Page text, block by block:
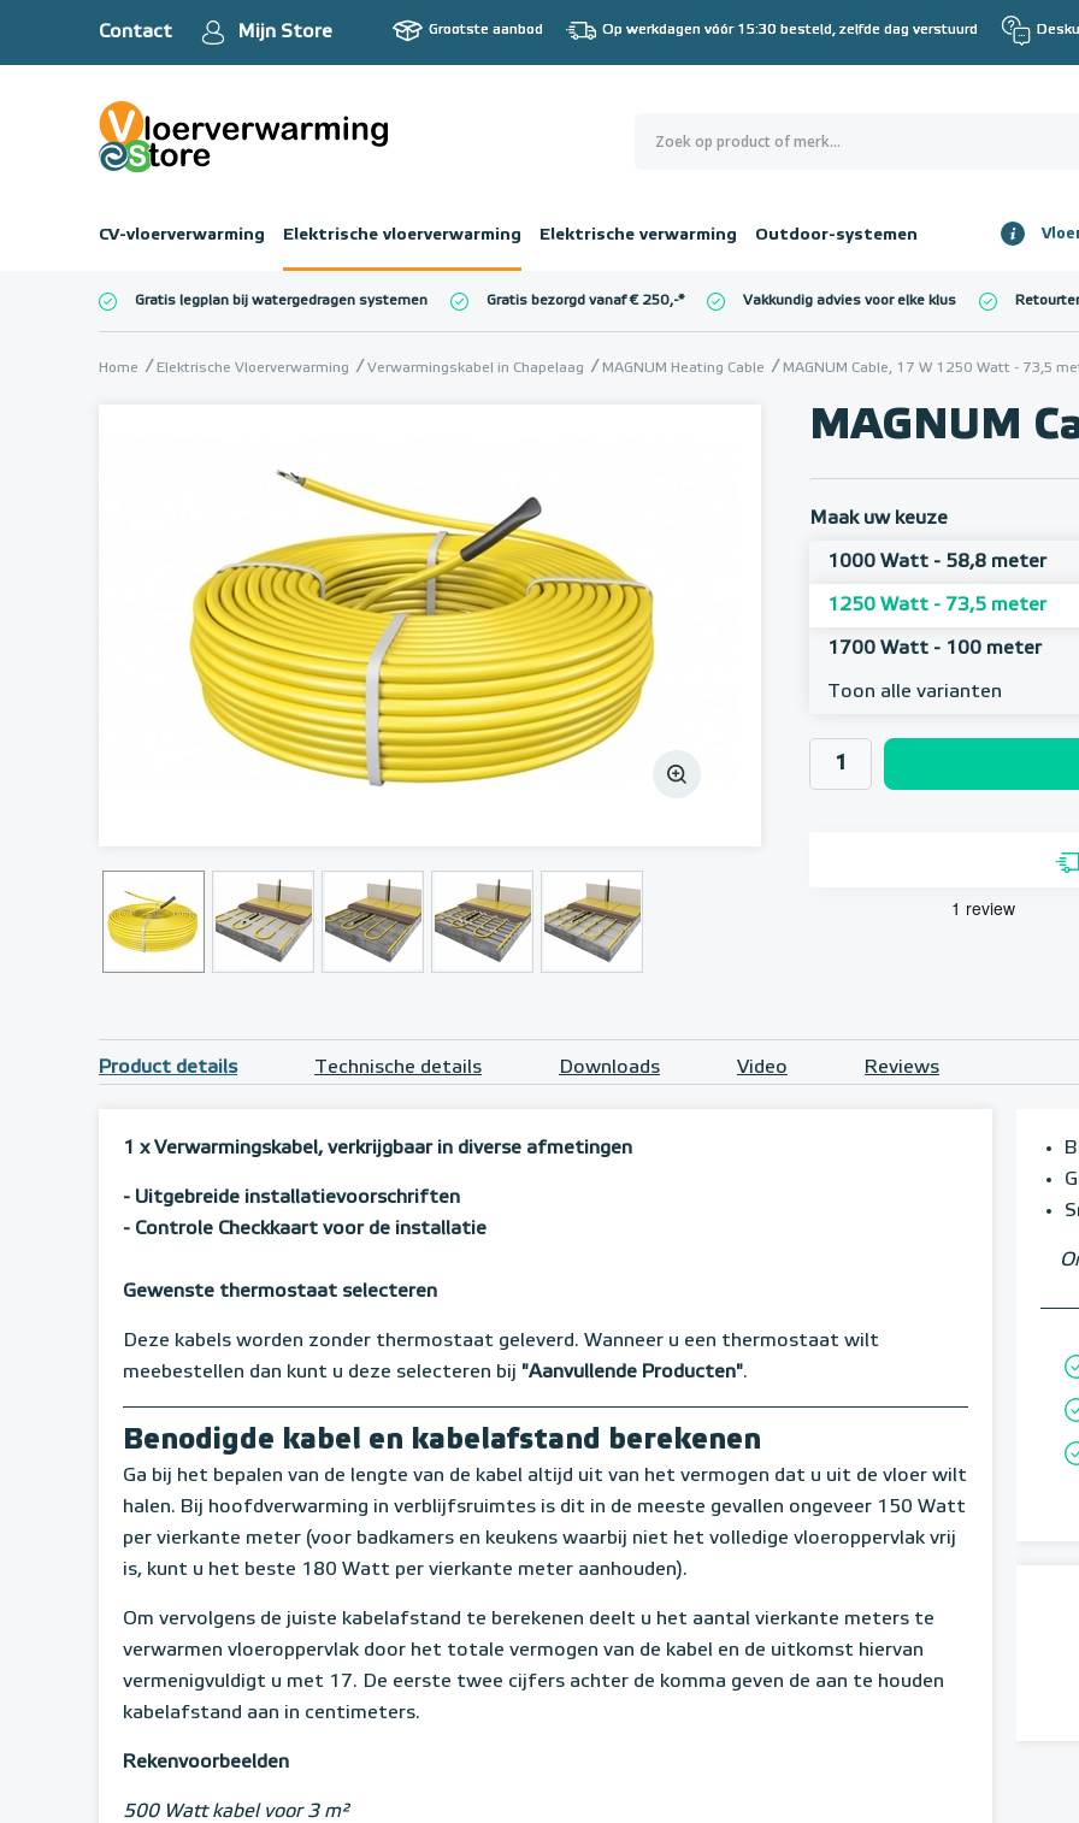
Contact Mijn Store Grootste aanbod Op werkdagen vóór 15:30 besteld, zelfde dag verstuurd
CV-vloerverwarming Elektrische vloerverwarming Elektrische verwarming Outdoor-systemen
€ 0,00
Gratis legplan bij watergedragen systemen Gratis bezorgd vanaf € 250,-* Vakkundig advies voor elke klus
Home Elektrische Vloerverwarming Verwarmingskabel in Chapelaag MAGNUM Heating Cable MAGNUM Cable, 17 W 1250 Watt - 73,5
MAGNUM
Maak uw keuze
1000 Watt - 58,8 meter
1250 Watt - 73,5 meter
1700 Watt - 100 meter
Toon alle varianten
Product details Technische details Downloads Video Reviews
1 x Verwarmingskabel, verkrijgbaar in diverse afmetingen
- Uitgebreide installatievoorschriften
- Controle Checkkaart voor de installatie
Gewenste thermostaat selecteren
Deze kabels worden zonder thermostaat geleverd. Wanneer u een thermostaat wilt
meebestellen dan kunt u deze selecteren bij "Aanvullende Producten".
Benodigde kabel en kabelafstand berekenen
Ga bij het bepalen van de lengte van de kabel altijd uit van het vermogen dat u uit de vloer wilt
halen. Bij hoofdverwarming in verblijfsruimtes is dit in de meeste gevallen ongeveer 150 Watt
per vierkante meter (voor badkamers en keukens waarbij niet het volledige vloeroppervlak vrij
is, kunt u het beste 180 Watt per vierkante meter aanhouden).
Om vervolgens de juiste kabelafstand te berekenen deelt u het aantal vierkante meters te
verwarmen vloeroppervlak door het totale vermogen van de kabel en de uitkomst hiervan
vermenigvuldigt u met 17. De eerste twee cijfers achter de komma geven de aan te houden
kabelafstand aan in centimeters.
Rekenvoorbeelden
500 Watt kabel voor 3 m²